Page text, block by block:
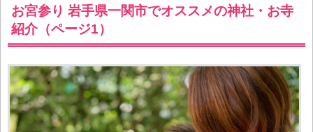
お宮参り 岩手県一関市でオススメの神社・お寺
紹介（ページ1）